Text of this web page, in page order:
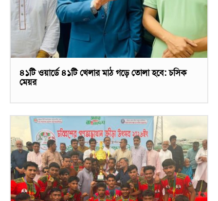
৪১টি ওয়ার্ডে ৪১টি খেলার মাঠ গড়ে তোলা হবে: চসিক
মেয়র